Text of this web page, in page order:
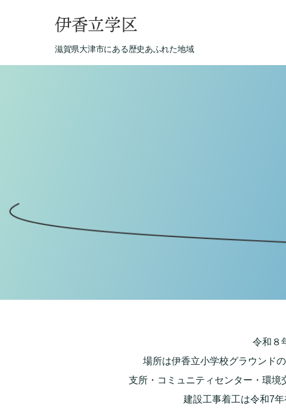
伊香立学区
滋賀県大津市にある歴史あふれた地域
令和８
場所は伊香立小学校グラウンド
支所・コミュニティセンター・環
建設工事着工は令和7